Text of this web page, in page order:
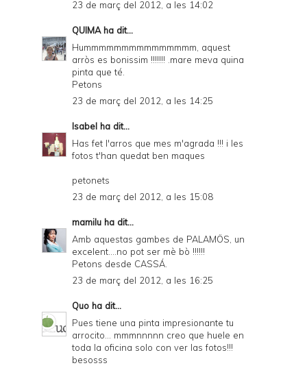
23 de març del 2012, a les 14:02
QUIMAha dit...
Hummmmmmmmmmmmmmm, aquest
arròs es bonissim !!!!!!! .mare meva quina
pinta que té.
Petons
23 de març del 2012, a les 14:25
Isabel ha dit...
Has fet l'arros que mes m'agrada !!! i les
fotos t'han quedat ben maques
petonets
23 de març del 2012, a les 15:08
mamilu ha dit...
Amb aquestas gambes de PALAMÖS, un
excelent....no pot ser mè bò !!!!!!
Petons desde CASSÁ.
23 de març del 2012, a les 16:25
Quo ha dit...
Pues tiene una pinta impresionante tu
arrocito... mmmnnnnn creo que huele en
toda la oficina solo con ver las fotos!!!
besosss